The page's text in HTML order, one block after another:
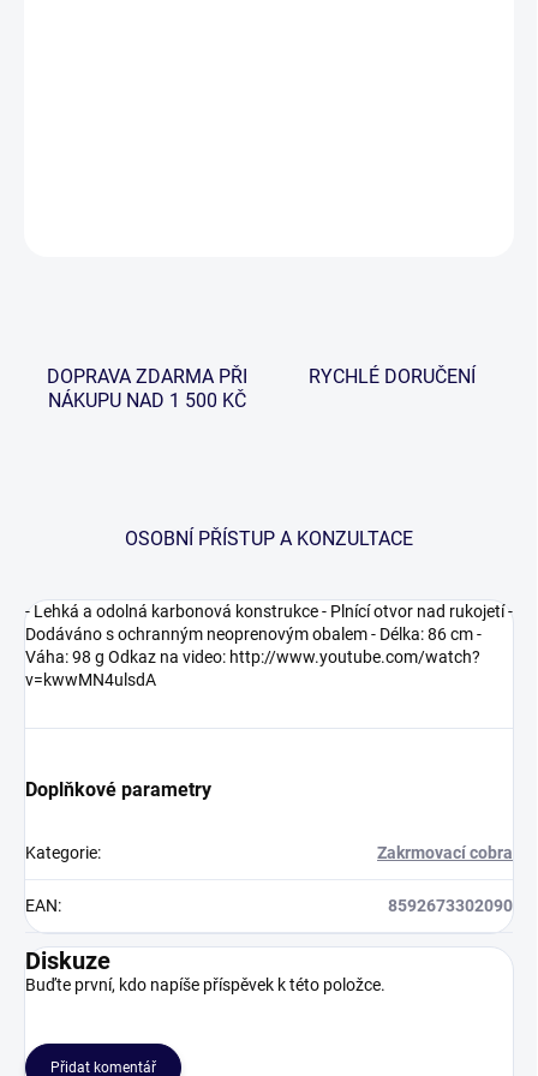
DOPRAVA ZDARMA PŘI
NÁKUPU NAD 1 500 KČ
RYCHLÉ DORUČENÍ
OSOBNÍ PŘÍSTUP A KONZULTACE
- Lehká a odolná karbonová konstrukce - Plnící otvor nad rukojetí -
Dodáváno s ochranným neoprenovým obalem - Délka: 86 cm -
Váha: 98 g Odkaz na video: http://www.youtube.com/watch?
v=kwwMN4ulsdA
Doplňkové parametry
Kategorie: Zakrmovací cobra
EAN: 8592673302090
Diskuze
Buďte první, kdo napíše příspěvek k této položce.
Přidat komentář